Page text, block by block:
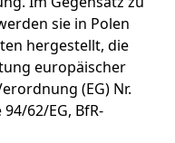
sie in Polen
hergestellt, die
europäischer
(EG) Nr.
62/EG, BfR-